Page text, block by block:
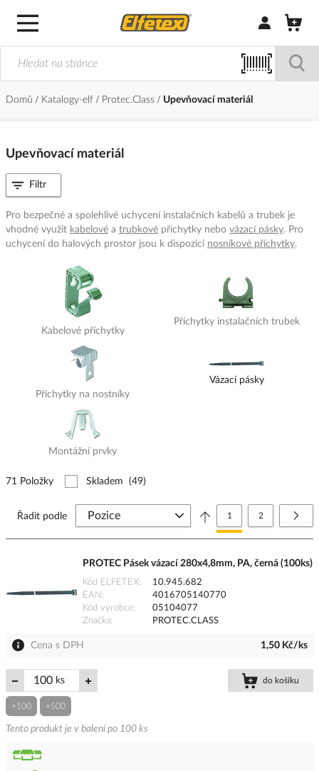
Přihlásit/
Domů Katalogy-elf Protec.Class Upevňovací materiál
Upevňovací materiál
Pro bezpečné a spolehlivé uchycení instalačních kabelů a trubek je
vhodné využít kabelové a trubkové příchytky nebo vázací pásky. Pro
uchycení do halových prostor jsou k dispozici nosníkové příchytky.
Kabelové příchytky
Příchytky instalačních trubek
Příchytky na nostníky
Vázací pásky
Montážní prvky
71 Položky Skladem (49)
Stránka
Právě si prohlížíte
1 Stránka
2
Řadit podle
PROTEC Pásek vázací 280x4,8mm, PA, černá (100ks)
Kód ELFETEX
10.945.682
EAN
4016705140770
Kód výrobce
05104077
Značka
PROTEC.CLASS
Cena s DPH 1,50 Kč/ks
ks do košíku
+100 +500
Tento produkt je v balení po 100 ks
Filtr